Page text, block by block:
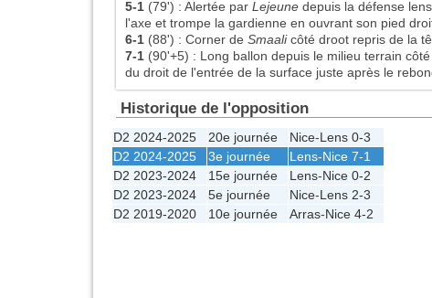
5-1 (79') : Alertée par Lejeune depuis la défense
l'axe et trompe la gardienne en ouvrant son pied
6-1 (88') : Corner de Smaalicôté droot repris de la
7-1 (90'+5) : Long ballon depuis le milieu terrain
du droit de l'entrée de la surface juste après le
Historique de l'opposition
D2 2024-2025 20e journée Nice-Lens 0-3
D2 2024-2025
3e journée Lens-Nice 7-1
D2 2023-2024
15e journée Lens-Nice 0-2
D2 2023-2024
5e journée Nice-Lens 2-3
D2 2019-2020
10e journée Arras-Nice 4-2